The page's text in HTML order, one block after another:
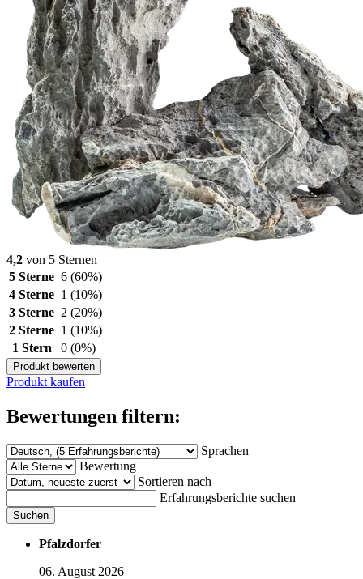
4,2 von 5 Sternen
5 Sterne 6 (60%)
4 Sterne 1 (10%)
3 Sterne 2 (20%)
2 Sterne 1 (10%)
1 Stern
0 (0%)
Produkt bewerten
Produkt kaufen
Bewertungen filtern:
Sprachen
Bewertung
Sortieren nach
Erfahrungsberichte suchen
Suchen
Pfalzdorfer
06. August 2026